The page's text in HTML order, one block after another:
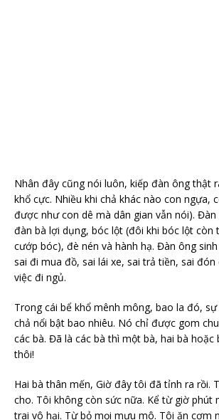
Nhân đây cũng nói luôn, kiếp đàn ông thật
khổ cực. Nhiều khi chả khác nào con ngựa,
được như con dê mà dân gian vẫn nói).
đàn bà lợi dụng, bóc lột (đôi khi bóc lột còn
cướp bóc), đè nén và hành hạ. Đàn ông
sai đi mua đồ, sai lái xe, sai trả tiền, sai đón
việc đi ngủ.
Trong cái bể khổ mênh mông, bao la đó,
chả nổi bật bao nhiêu. Nó chỉ được gom
các bà. Đã là các bà thì một bà, hai bà hoặc
thôi!
Hai bà thân mến, Giờ đây tôi đã tỉnh ra rồi.
cho. Tôi không còn sức nữa. Kể từ giờ phút
trai vô hại. Từ bỏ mọi mưu mô. Tôi ăn cơm